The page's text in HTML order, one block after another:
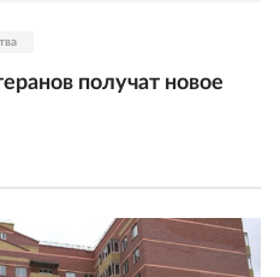
получат новое